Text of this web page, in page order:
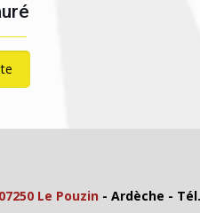
Le Pouzin - Ardèche -